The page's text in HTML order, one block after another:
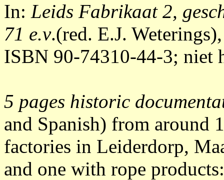
In: Leids Fabrikaat 2,
71 e.v.(red. E.J.
ISBN 90-74310-44-3; niet
5 pages historic
and Spanish) from around
factories in Leiderdorp,
and one with rope